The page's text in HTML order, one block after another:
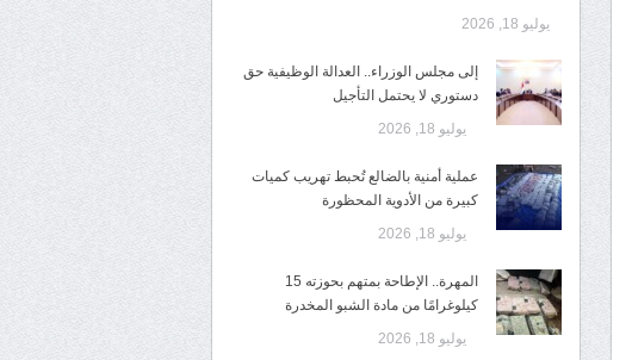
يوليو 18, 2026
إلى مجلس الوزراء.. العدالة الوظيفية حق
دستوري لا يحتمل التأجيل
يوليو 18, 2026
عملية أمنية بالضالع تُحبط تهريب كميات
كبيرة من الأدوية المحظورة
يوليو 18, 2026
المهرة.. الإطاحة بمتهم بحوزته 15
كيلوغرامًا من مادة الشبو المخدرة
يوليو 18, 2026